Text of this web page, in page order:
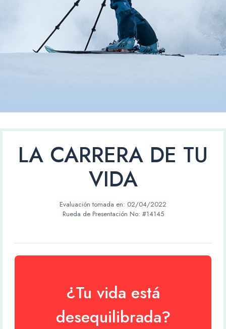
LA CARRERA DE TU
VIDA
Evaluación tomada en: 02/04/2022
Rueda de Presentación No: #14145
¿Tu vida está
desequilibrada?